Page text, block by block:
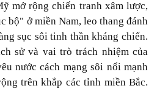
mở rộng chiến tranh xâm lược,
bộ" ở miền Nam, leo thang đánh
sục sôi tinh thần kháng chiến.
sử và vai trò trách nhiệm của
nước cách mạng sôi nổi mạnh
trên khắp các tỉnh miền Bắc.